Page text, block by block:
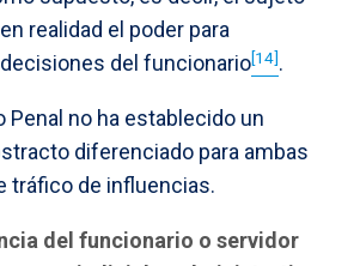
realidad el poder para
del funcionario[14].
Penal no ha establecido un
diferenciado para ambas
tráfico de influencias.
del funcionario o servidor